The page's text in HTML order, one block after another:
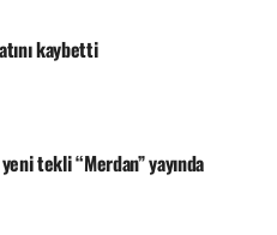
kaybetti
tekli “Merdan” yayında